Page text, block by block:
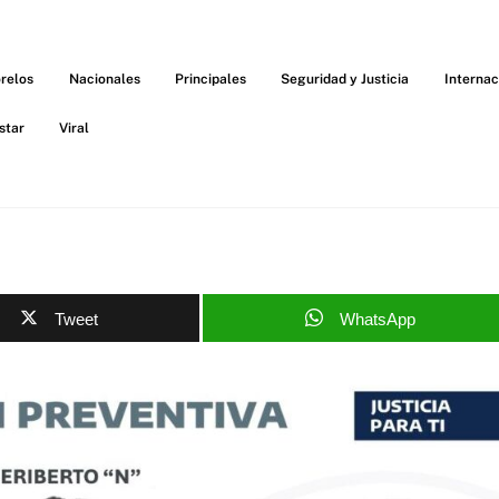
Nacionales Principales Seguridad y Justicia
Viral
Tweet WhatsApp